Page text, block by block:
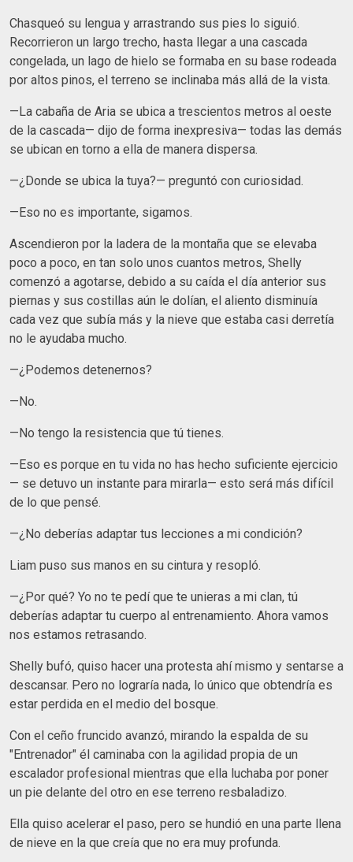
Chasqueó su lengua y arrastrando sus pies lo siguió.
Recorrieron un largo trecho, hasta llegar a una cascada
congelada, un lago de hielo se formaba en su base rodeada
por altos pinos, el terreno se inclinaba más allá de la vista.
—La cabaña de Aria se ubica a trescientos metros al oeste
de la cascada— dijo de forma inexpresiva— todas las demás
se ubican en torno a ella de manera dispersa.
—¿Donde se ubica la tuya?— preguntó con curiosidad.
—Eso no es importante, sigamos.
Ascendieron por la ladera de la montaña que se elevaba
poco a poco, en tan solo unos cuantos metros, Shelly
comenzó a agotarse, debido a su caída el día anterior sus
piernas y sus costillas aún le dolían, el aliento disminuía
cada vez que subía más y la nieve que estaba casi derretía
no le ayudaba mucho.
—¿Podemos detenernos?
—No.
—No tengo la resistencia que tú tienes.
—Eso es porque en tu vida no has hecho suficiente ejercicio
— se detuvo un instante para mirarla— esto será más difícil
de lo que pensé.
—¿No deberías adaptar tus lecciones a mi condición?
Liam puso sus manos en su cintura y resopló.
—¿Por qué? Yo no te pedí que te unieras a mi clan, tú
deberías adaptar tu cuerpo al entrenamiento. Ahora vamos
nos estamos retrasando.
Shelly bufó, quiso hacer una protesta ahí mismo y sentarse a
descansar. Pero no lograría nada, lo único que obtendría es
estar perdida en el medio del bosque.
Con el ceño fruncido avanzó, mirando la espalda de su
"Entrenador" él caminaba con la agilidad propia de un
escalador profesional mientras que ella luchaba por poner
un pie delante del otro en ese terreno resbaladizo.
Ella quiso acelerar el paso, pero se hundió en una parte llena
de nieve en la que creía que no era muy profunda.